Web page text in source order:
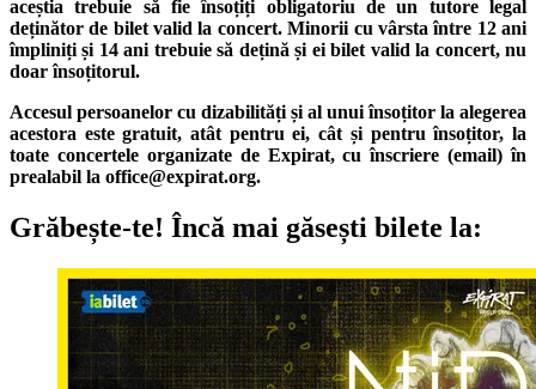
aceștia trebuie să fie însoțiți obligatoriu de un tutore legal
deținător de bilet valid la concert. Minorii cu vârsta între 12 ani
împliniți și 14 ani trebuie să dețină și ei bilet valid la concert, nu
doar însoțitorul.
Accesul persoanelor cu dizabilități și al unui însoțitor la alegerea
acestora este gratuit, atât pentru ei, cât și pentru însoțitor, la
toate concertele organizate de Expirat, cu înscriere (email) în
prealabil la office@expirat.org.
Grăbește-te! Încă mai găsești bilete la: